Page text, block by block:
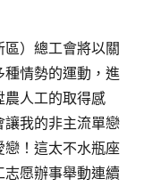
）總工會將以關
種情勢的運動，進
農人工的取得感
讓我的非主流單戀
戀！這太不水瓶座
愿辦事舉動連續